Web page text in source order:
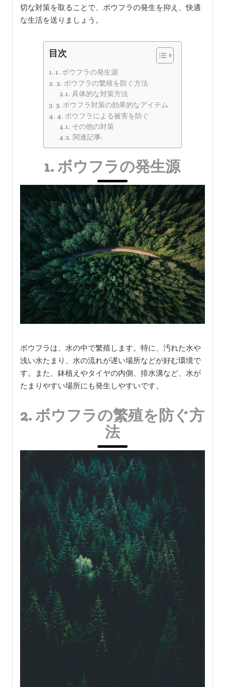
切な対策を取ることで、ボウフラの発生を抑え、快適
な生活を送りましょう。
目次
1. ボウフラの発生源
2. ボウフラの繁殖を防ぐ方法
具体的な対策方法
3. ボウフラ対策の効果的なアイテム
4. ボウフラによる被害を防ぐ
その他の対策
関連記事:
1. ボウフラの発生源
ボウフラは、水の中で繁殖します。特に、汚れた水や
浅い水たまり、水の流れが遅い場所などが好む環境で
す。また、鉢植えやタイヤの内側、排水溝など、水が
たまりやすい場所にも発生しやすいです。
2. ボウフラの繁殖を防ぐ方
法